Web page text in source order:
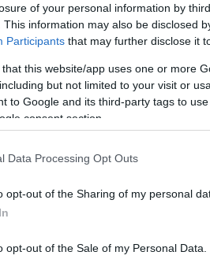
of your personal information by
This information may also be disclosed
Participants that may further disclose it
that this website/app uses one or more
but not limited to your visit or
to Google and its third-party tags to
consent section.
Data Processing Opt Outs
opt-out of the Sharing of my personal
opt-out of the Sale of my Personal Data.
una priorità per tutti
personali ai dati
Ma chi di noi si è realmente
lacrittografia
i metodi che usiamo oggi
questa è una realtà che
post-quantistica e